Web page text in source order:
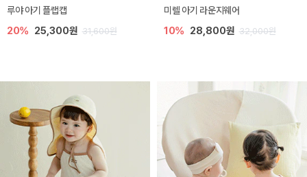
루야 아기 플랩캡
20% 25,300원 31,600원
미렐 아기 라운지웨어
10% 28,800원 32,000원